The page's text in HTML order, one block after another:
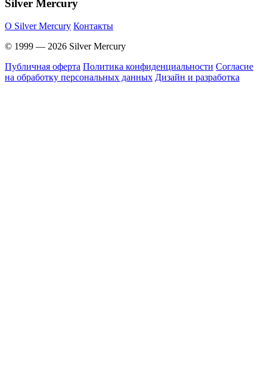
Silver Mercury
O Silver Mercury Контакты
© 1999 — 2026 Silver Mercury
Публичная оферта Политика конфиденциальности Согласие
на обработку персональных данных Дизайн и разработка